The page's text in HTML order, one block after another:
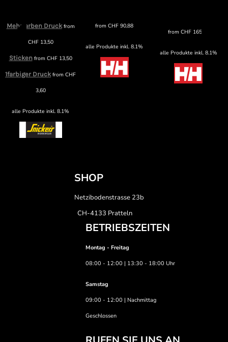
Mehrfarben Druckfrom
CHF13,50
Stickenfrom CHF13,50
1farbiger DruckfromCHF
3,60
alle Produkte inkl. 8.1%
fromCHF 90,88
alle Produkte inkl. 8.1%
from CHF165,89
alle Produkte inkl. 8.1%
SHOP
Netzibodenstrasse 23b
CH-4133 Pratteln
BETRIEBSZEITEN
Montag - Freitag
08:00 - 12:00 | 13:30 - 18:00 Uhr
Samstag
09:00 - 12:00 | Nachmittag
Geschlossen